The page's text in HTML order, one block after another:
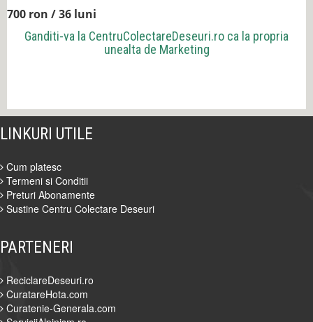
700 ron / 36 luni
Ganditi-va la CentruColectareDeseuri.ro ca la propria
unealta de Marketing
LINKURI UTILE
Cum platesc
Termeni si Conditii
Preturi Abonamente
Sustine Centru Colectare Deseuri
PARTENERI
ReciclareDeseuri.ro
CuratareHota.com
Curatenie-Generala.com